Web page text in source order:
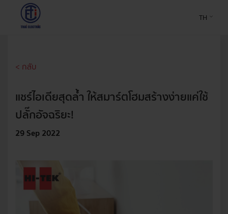
TH
< กลับ
แชร์ไอเดียสุดล้ำ ให้สมาร์ตโฮมสร้างง่ายแค่ใช้
ปลั๊กอัจฉริยะ!
29 Sep 2022